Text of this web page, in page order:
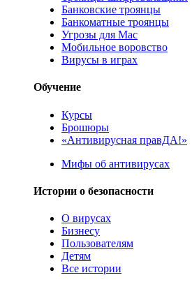
Банковские троянцы
Банкоматные троянцы
Угрозы для Mac
Мобильное воровство
Вирусы в играх
Обучение
Курсы
Брошюры
«Антивирусная правДА!»
Мифы об антивирусах
Истории о безопасности
О вирусах
Бизнесу
Пользователям
Детям
Все истории